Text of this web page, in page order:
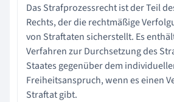
Das Strafprozessrecht ist der Teil
Rechts, der die rechtmäßige
von Straftaten sicherstellt. Es
Verfahren zur Durchsetzung des
Staates gegenüber dem
Freiheitsanspruch, wenn es einen
Straftat gibt.